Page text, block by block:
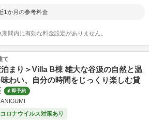
1か月の参考料金
期間内に有効な料金設定がありません。
て
泊まり＞Villa B棟 雄大な谷汲の自然と温
わい、自分の時間をじっくり楽しむ貸
即予約
ロナウイルス対策あり